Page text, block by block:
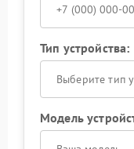
Тип устройства:
Выберите тип
Модель